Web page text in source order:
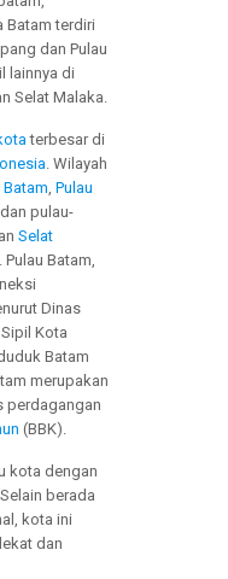
Batam terdiri
dan Pulau
lainnya di
Selat Malaka.
terbesar di
. Wilayah
Batam, Pulau
dan pulau-
Selat
Pulau Batam,
Dinas
Kota
Batam
merupakan
perdagangan
(BBK).
kota dengan
berada
kota ini
dan